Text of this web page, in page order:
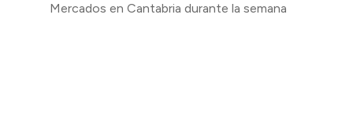
Mercados en Cantabria durante la semana